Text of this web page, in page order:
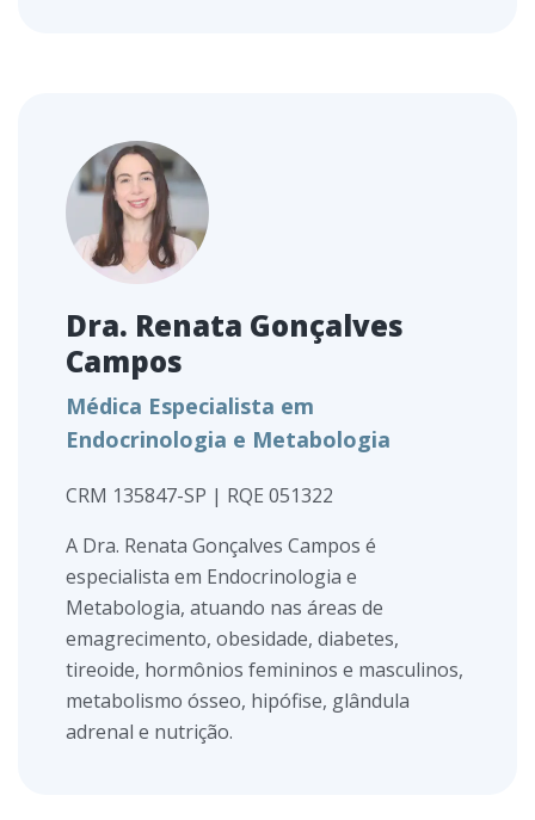
Dra. Renata Gonçalves
Campos
Médica Especialista em
Endocrinologia e Metabologia
CRM 135847-SP | RQE 051322
A Dra. Renata Gonçalves Campos é
especialista em Endocrinologia e
Metabologia, atuando nas áreas de
emagrecimento, obesidade, diabetes,
tireoide, hormônios femininos e masculinos,
metabolismo ósseo, hipófise, glândula
adrenal e nutrição.